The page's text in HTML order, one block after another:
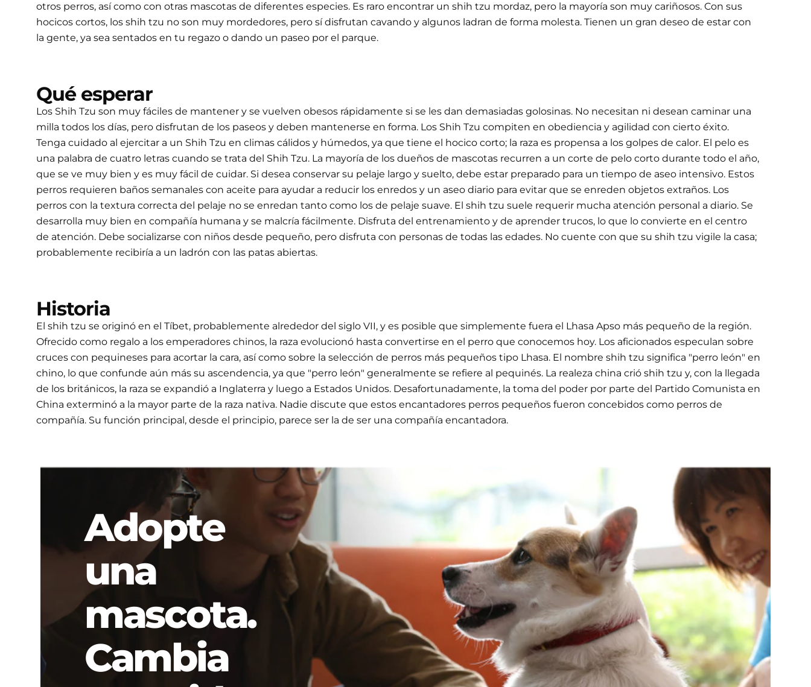
otros perros, así como con otras mascotas de diferentes especies. Es raro encontrar un shih tzu mordaz, pero la mayoría son muy cariñosos. Con sus
hocicos cortos, los shih tzu no son muy mordedores, pero sí disfrutan cavando y algunos ladran de forma molesta. Tienen un gran deseo de estar con
la gente, ya sea sentados en tu regazo o dando un paseo por el parque.
Qué esperar
Los Shih Tzu son muy fáciles de mantener y se vuelven obesos rápidamente si se les dan demasiadas golosinas. No necesitan ni desean caminar una
milla todos los días, pero disfrutan de los paseos y deben mantenerse en forma. Los Shih Tzu compiten en obediencia y agilidad con cierto éxito.
Tenga cuidado al ejercitar a un Shih Tzu en climas cálidos y húmedos, ya que tiene el hocico corto; la raza es propensa a los golpes de calor. El pelo es
una palabra de cuatro letras cuando se trata del Shih Tzu. La mayoría de los dueños de mascotas recurren a un corte de pelo corto durante todo el año,
que se ve muy bien y es muy fácil de cuidar. Si desea conservar su pelaje largo y suelto, debe estar preparado para un tiempo de aseo intensivo. Estos
perros requieren baños semanales con aceite para ayudar a reducir los enredos y un aseo diario para evitar que se enreden objetos extraños. Los
perros con la textura correcta del pelaje no se enredan tanto como los de pelaje suave. El shih tzu suele requerir mucha atención personal a diario. Se
desarrolla muy bien en compañía humana y se malcría fácilmente. Disfruta del entrenamiento y de aprender trucos, lo que lo convierte en el centro
de atención. Debe socializarse con niños desde pequeño, pero disfruta con personas de todas las edades. No cuente con que su shih tzu vigile la casa;
probablemente recibiría a un ladrón con las patas abiertas.
Historia
El shih tzu se originó en el Tíbet, probablemente alrededor del siglo VII, y es posible que simplemente fuera el Lhasa Apso más pequeño de la región.
Ofrecido como regalo a los emperadores chinos, la raza evolucionó hasta convertirse en el perro que conocemos hoy. Los aficionados especulan sobre
cruces con pequineses para acortar la cara, así como sobre la selección de perros más pequeños tipo Lhasa. El nombre shih tzu significa "perro león" en
chino, lo que confunde aún más su ascendencia, ya que "perro león" generalmente se refiere al pequinés. La realeza china crió shih tzu y, con la llegada
de los británicos, la raza se expandió a Inglaterra y luego a Estados Unidos. Desafortunadamente, la toma del poder por parte del Partido Comunista en
China exterminó a la mayor parte de la raza nativa. Nadie discute que estos encantadores perros pequeños fueron concebidos como perros de
compañía. Su función principal, desde el principio, parece ser la de ser una compañía encantadora.
Adopte
una
mascota.
Cambia